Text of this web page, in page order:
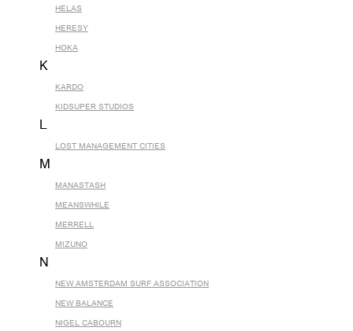
HELAS
HERESY
HOKA
K
KARDO
KIDSUPER STUDIOS
L
LOST MANAGEMENT CITIES
M
MANASTASH
MEANSWHILE
MERRELL
MIZUNO
N
NEW AMSTERDAM SURF ASSOCIATION
NEW BALANCE
NIGEL CABOURN